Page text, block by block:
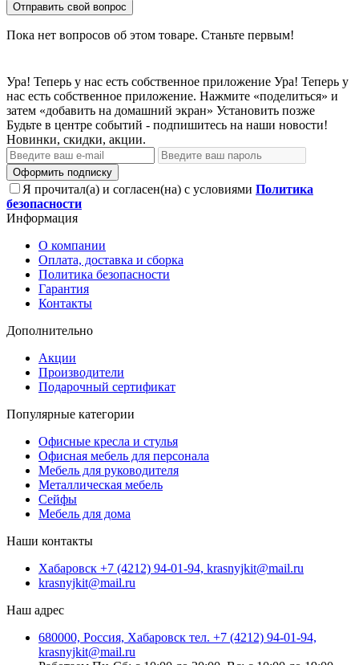
Отправить свой вопрос
Пока нет вопросов об этом товаре. Станьте первым!
Ура! Теперь у нас есть собственное приложение Ура! Теперь у
нас есть собственное приложение. Нажмите «поделиться» и
затем «добавить на домашний экран» Установить позже
Будьте в центре событий - подпишитесь на наши новости!
Новинки, скидки, акции.
Оформить подписку
Я прочитал(а) и согласен(на) с условиями Политика
безопасности
Информация
О компании
Оплата, доставка и сборка
Политика безопасности
Гарантия
Контакты
Дополнительно
Акции
Производители
Подарочный сертификат
Популярные категории
Офисные кресла и стулья
Офисная мебель для персонала
Мебель для руководителя
Металлическая мебель
Сейфы
Мебель для дома
Наши контакты
Хабаровск +7 (4212) 94-01-94, krasnyjkit@mail.ru
krasnyjkit@mail.ru
Наш адрес
680000, Россия, Хабаровск тел. +7 (4212) 94-01-94,
krasnyjkit@mail.ru